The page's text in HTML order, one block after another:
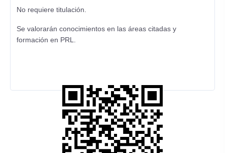
No requiere titulación.
Se valorarán conocimientos en las áreas citadas y
formación en PRL.